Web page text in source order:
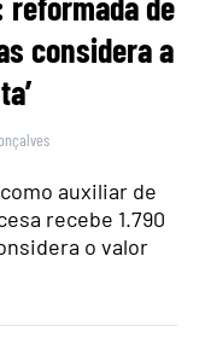
considera a
auxiliar de
recebe 1.790
o valor